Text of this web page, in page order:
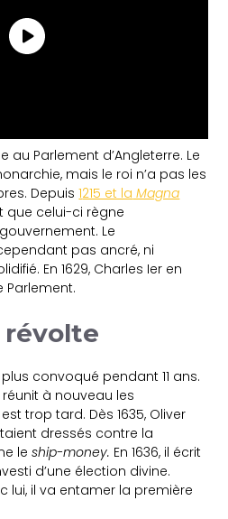
au Parlement d’Angleterre. Le
mais le roi n’a pas les
Depuis1215 et la Magna
que celui-ci règne
Le
pas ancré, ni
En 1629, Charles Ier en
Parlement.
révolte
convoqué pendant 11 ans.
à nouveau les
trop tard. Dès 1635, Oliver
dressés contre la
leship-money. En 1636, il écrit
d’une élection divine.
lui, il va entamer la première